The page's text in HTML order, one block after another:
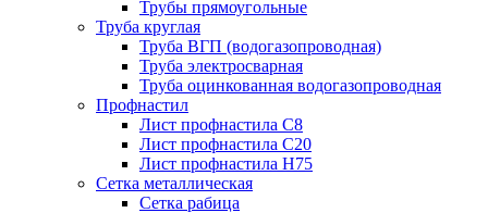
Трубы прямоугольные
Труба круглая
Труба ВГП (водогазопроводная)
Труба электросварная
Труба оцинкованная водогазопроводная
Профнастил
Лист профнастила С8
Лист профнастила С20
Лист профнастила Н75
Сетка металлическая
Сетка рабица